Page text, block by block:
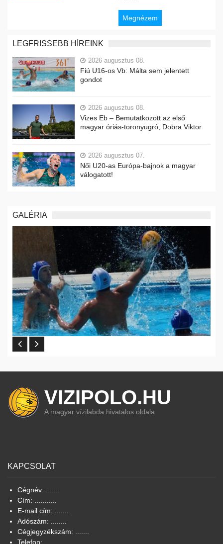
Megnézem
LEGFRISSEBB HÍREINK
2026 augusztus 08.
Fiú U16-os Vb: Málta sem jelentett
gondot
2026 augusztus 08.
Vizes Eb – Bemutatkozott az első
magyar óriás-toronyugró, Dobra Viktor
2026 augusztus 07.
Női U20-as Európa-bajnok a magyar
válogatott!
GALÉRIA
VIZIPOLO.HU
A magyar vízilabda hivatalos oldala
KAPCSOLAT
Cégnév: .......
Cím: ...........
E-mail cím: .......
Adószám: ........
Cégjegyzékszám: .......
Telefon: ........